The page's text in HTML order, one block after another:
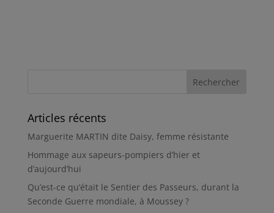
Articles récents
Marguerite MARTIN dite Daisy, femme résistante
Hommage aux sapeurs-pompiers d’hier et
d’aujourd’hui
Qu’est-ce qu’était le Sentier des Passeurs, durant la
Seconde Guerre mondiale, à Moussey ?